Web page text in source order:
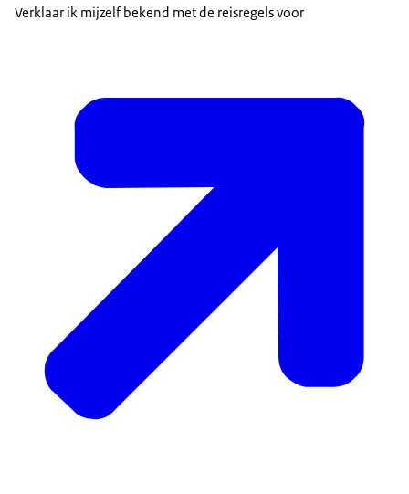
Verklaar ik mijzelf bekend met de reisregels voor